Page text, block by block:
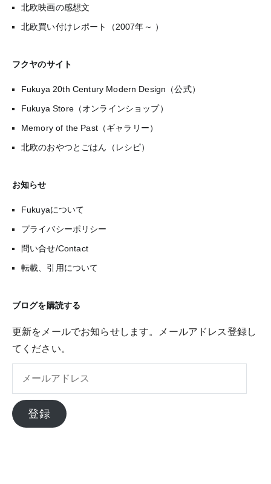
北欧映画の感想文
北欧買い付けレポート（2007年～ ）
フクヤのサイト
Fukuya 20th Century Modern Design（公式）
Fukuya Store（オンラインショップ）
Memory of the Past（ギャラリー）
北欧のおやつとごはん（レシピ）
お知らせ
Fukuyaについて
プライバシーポリシー
問い合せ/Contact
転載、引用について
ブログを購読する
更新をメールでお知らせします。メールアドレス登録し
てください。
ル
ア
登録